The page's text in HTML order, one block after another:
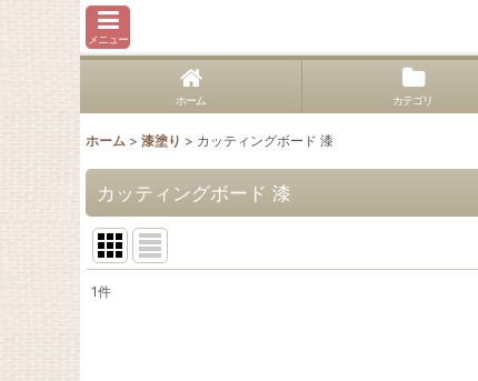
メニュー
ホーム カテゴリ
ホーム > 漆塗り > カッティングボード 漆
カッティングボード 漆
1件